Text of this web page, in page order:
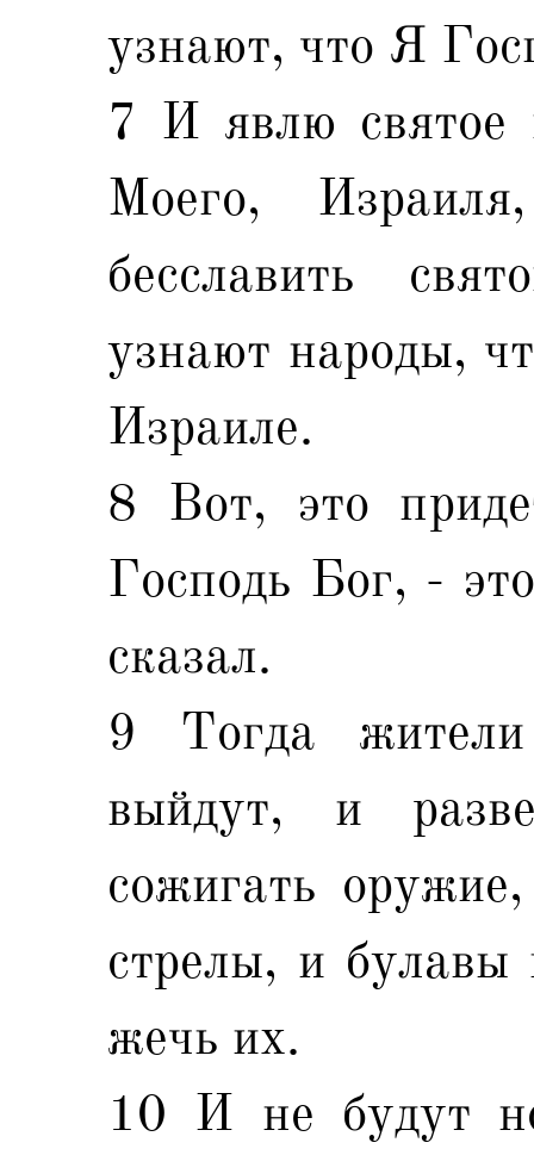
узнают, что Я
7 И явлю святое
Моего,
бесславить
узнают народы,
Израиле.
8 Вот, это
Господь Бог, -
сказал.
9 Тогда жители
выйдут, и
сожигать
стрелы, и булавы
жечь их.
10 И не будут